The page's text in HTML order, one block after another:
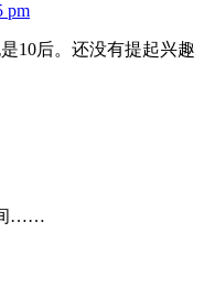
pm
10后。还没有提起兴趣
间……